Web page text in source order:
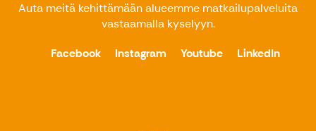
Auta meitä kehittämään alueemme matkailupalveluita
vastaamalla kyselyyn.
Facebook
Instagram Youtube LinkedIn